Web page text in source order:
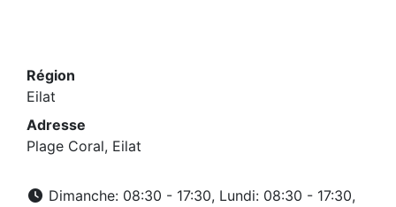
Région
Eilat
Adresse
Plage Coral, Eilat
Dimanche: 08:30 - 17:30, Lundi: 08:30 - 17:30,